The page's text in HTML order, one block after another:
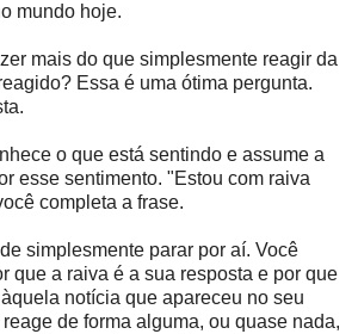
mundo hoje.
mais do que simplesmente reagir da
Essa é uma ótima pergunta.
o que está sentindo e assume a
esse sentimento. "Estou com raiva
completa a frase.
simplesmente parar por aí. Você
que a raiva é a sua resposta e por que
notícia que apareceu no seu
de forma alguma, ou quase nada,